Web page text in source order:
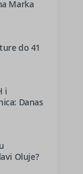
Marka
do 41
i
Danas
Oluje?